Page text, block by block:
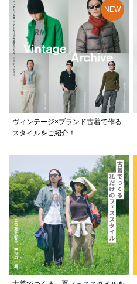
ヴィンテージ×ブランド古着で作る
スタイルをご紹介！